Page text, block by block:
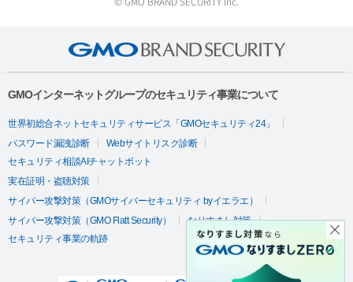
GMOインターネットグループのセキュリティ事業について
世界初総合ネットセキュリティサービス「GMOセキュリティ24」
パスワード漏洩診断
Webサイトリスク診断
セキュリティ相談AIチャットボット
実在証明・盗聴対策
サイバー攻撃対策（GMOサイバーセキュリティ byイエラエ）
サイバー攻撃対策（GMO Flatt Security）
なりすまし対策
セキュリティ事業の軌跡